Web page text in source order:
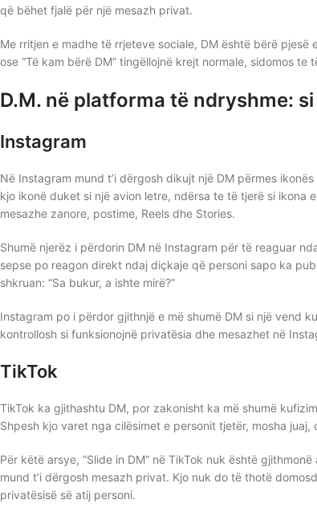
që bëhet fjalë për një mesazh privat.
Me rritjen e madhe të rrjeteve sociale, DM është bërë
ose “Të kam bërë DM” tingëllojnë krejt normale, sidomos
D.M. në platforma të ndryshme:
Instagram
Në Instagram mund t’i dërgosh dikujt një DM përmes
kjo ikonë duket si një avion letre, ndërsa te të tjerë si ikona
mesazhe zanore, postime, Reels dhe Stories.
Shumë njerëz i përdorin DM në Instagram për të reaguar
sepse po reagon direkt ndaj diçkaje që personi sapo ka
shkruan: “Sa bukur, a ishte mirë?”
Instagram po i përdor gjithnjë e më shumë DM si një vend
kontrollosh si funksionojnë privatësia dhe mesazhet në
TikTok
TikTok ka gjithashtu DM, por zakonisht ka më shumë
Shpesh kjo varet nga cilësimet e personit tjetër, mosha juaj,
Për këtë arsye, “Slide in DM” në TikTok nuk është
mund t’i dërgosh mesazh privat. Kjo nuk do të thotë
privatësisë së atij personi.